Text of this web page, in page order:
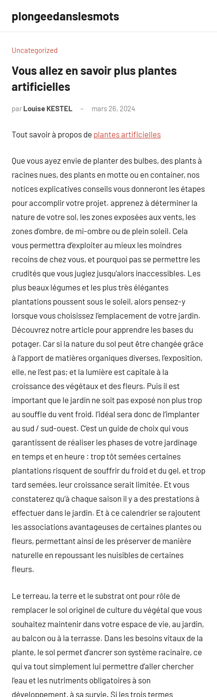
contenu
plongeedanslesmots
Uncategorized
Vous allez en savoir plus plantes
artificielles
par Louise KESTEL mars 26, 2024
Tout savoir à propos de plantes artificielles
Que vous ayez envie de planter des bulbes, des plants à
racines nues, des plants en motte ou en container, nos
notices explicatives conseils vous donneront les étapes
pour accomplir votre projet. apprenez à déterminer la
nature de votre sol, les zones exposées aux vents, les
zones d’ombre, de mi-ombre ou de plein soleil. Cela
vous permettra d’exploiter au mieux les moindres
recoins de chez vous, et pourquoi pas se permettre les
crudités que vous jugiez jusqu’alors inaccessibles. Les
plus beaux légumes et les plus très élégantes
plantations poussent sous le soleil, alors pensez-y
lorsque vous choisissez l’emplacement de votre jardin.
Découvrez notre article pour apprendre les bases du
potager. Car si la nature du sol peut être changée grâce
à l’apport de matières organiques diverses, l’exposition,
elle, ne l’est pas; et la lumière est capitale à la
croissance des végétaux et des fleurs. Puis il est
important que le jardin ne soit pas exposé non plus trop
au souffle du vent froid. l’idéal sera donc de l’implanter
au sud / sud-ouest. C’est un guide de choix qui vous
garantissent de réaliser les phases de votre jardinage
en temps et en heure : trop tôt semées certaines
plantations risquent de souffrir du froid et du gel, et trop
tard semées, leur croissance serait limitée. Et vous
constaterez qu’à chaque saison il y a des prestations à
effectuer dans le jardin. Et à ce calendrier se rajoutent
les associations avantageuses de certaines plantes ou
fleurs, permettant ainsi de les préserver de manière
naturelle en repoussant les nuisibles de certaines
fleurs.
Le terreau, la terre et le substrat ont pour rôle de
remplacer le sol originel de culture du végétal que vous
souhaitez maintenir dans votre espace de vie, au jardin,
au balcon ou à la terrasse. Dans les besoins vitaux de la
plante, le sol permet d’ancrer son système racinaire, ce
qui va tout simplement lui permettre d’aller chercher
l’eau et les nutriments obligatoires à son
développement, à sa survie. Si les trois termes